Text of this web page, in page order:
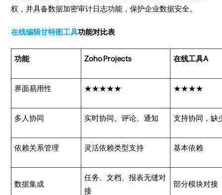
权，并具备数据加密审计日志功能，保护企业数据安全。
在线编辑甘特图工具功能对比表
功能 Zoho Projects 在线工具A
界面易用性 ★★★★★ ★★★★
多人协同 实时协同、评论、通知 支持协同，缺
依赖关系管理 灵活依赖类型支持 基本依赖
数据集成
任务、文档、报表无缝对
接
部分模块对接